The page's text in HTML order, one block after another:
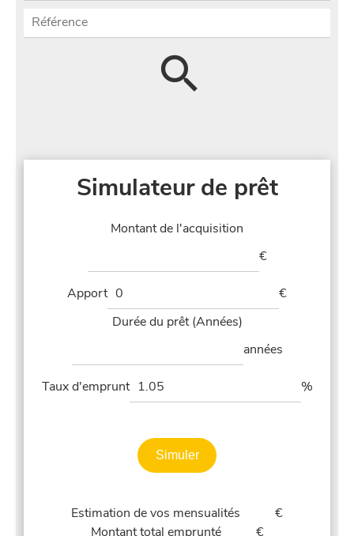
Simulateur de prêt
Montant de l'acquisition
€
Apport €
Durée du prêt (Années)
années
Taux d'emprunt %
Simuler
Estimation de vos mensualités
€
Montant total emprunté
€